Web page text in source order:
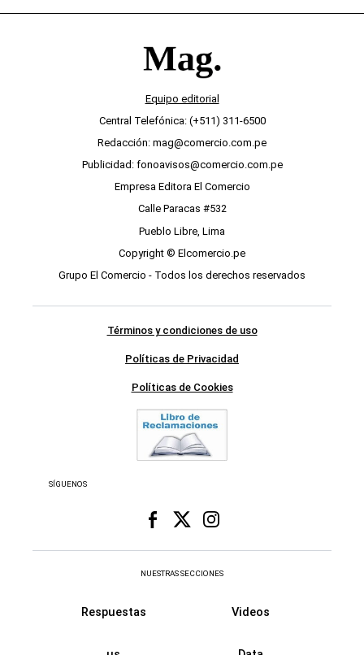
Equipo editorial
Central Telefónica: (+511) 311-6500
Redacción: mag@comercio.com.pe
Publicidad: fonoavisos@comercio.com.pe
Empresa Editora El Comercio
Calle Paracas #532
Pueblo Libre, Lima
Copyright © Elcomercio.pe
Grupo El Comercio - Todos los derechos reservados
Términos y condiciones de uso
Políticas de Privacidad
Políticas de Cookies
SÍGUENOS
NUESTRAS SECCIONES
Respuestas Videos